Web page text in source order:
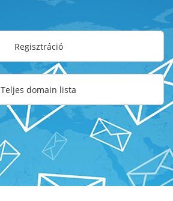
Regisztráció
Teljes domain lista